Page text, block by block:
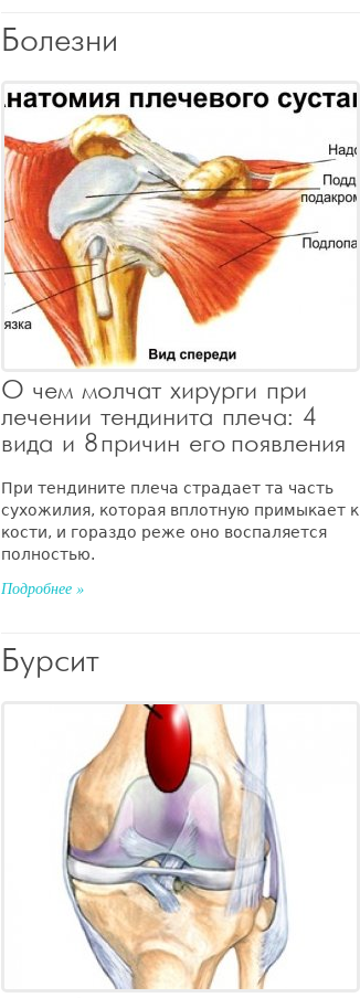
Болезни
О чем молчат хирурги при
лечении тендинита плеча: 4
вида и 8 причин его появления
При тендините плеча страдает та часть
сухожилия, которая вплотную примыкает к
кости, и гораздо реже оно воспаляется
полностью.
Подробнее »
Бурсит